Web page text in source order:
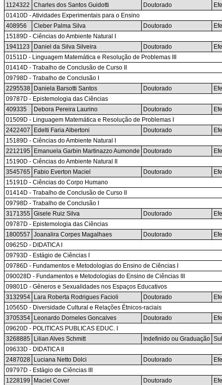
1124322
Charles dos Santos Guidotti Doutorado
01410D - Atividades Experimentais para o Ensino
408956
Cleber Palma Silva Doutorado
15189D - Ciências do Ambiente Natural I
1941123
Daniel da Silva Silveira Doutorado
01511D - Linguagem Matemática e Resolução de Problemas III
01414D - Trabalho de Conclusão de Curso II
09798D - Trabalho de Conclusão I
2295538
Daniela Barsotti Santos Doutorado
09787D - Epistemologia das Ciências
409335
Debora Pereira Laurino Doutorado
01509D - Linguagem Matemática e Resolução de Problemas I
2422407
Edelti Faria Albertoni Doutorado
15189D - Ciências do Ambiente Natural I
2212195
Emanuela Garbin Martinazzo Aumonde Doutorado
15190D - Ciências do Ambiente Natural II
3545765
Fabio Everton Maciel Doutorado
15191D - Ciências do Corpo Humano
01414D - Trabalho de Conclusão de Curso II
09798D - Trabalho de Conclusão I
3171355 Gisele Ruiz Silva Doutorado
09787D - Epistemologia das Ciências
1800557 Joanalira Corpes Magalhaes Doutorado
09625D - DIDATICA I
09793D - Estágio de Ciências I
09786D - Fundamentos e Metodologias do Ensino de Ciências I
090028D - Fundamentos e Metodologias do Ensino de Ciências III
09801D - Gêneros e Sexualidades nos Espaços Educativos
3132954
Lara Roberta Rodrigues Facioli Doutorado
10565D - Diversidade Cultural e Relações Étnicos-raciais
3705354
Leonardo Dorneles Goncalves Doutorado
09620D - POLITICAS PUBLICAS EDUC. I
3268885
Lilian Alves Schmitt Indefinido ou Graduação
09633D - DIDATICA II
2487028
Luciana Netto Dolci Doutorado
09797D - Estágio de Ciências III
1228199
Maciel Cover Doutorado